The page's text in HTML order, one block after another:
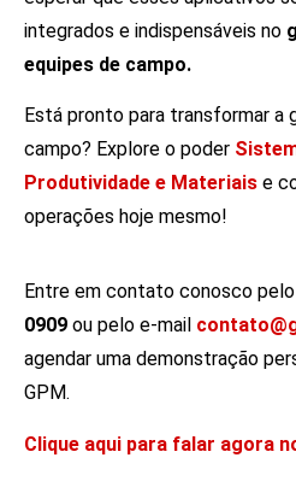
integrados e indispensáveis no
equipes de campo.
Está pronto para transformar a
campo? Explore o poder
Produtividade e Materiais e
operações hoje mesmo!
Entre em contato conosco
0909 ou pelo e-mail
agendar uma demonstração
GPM.
Clique aqui para falar agora